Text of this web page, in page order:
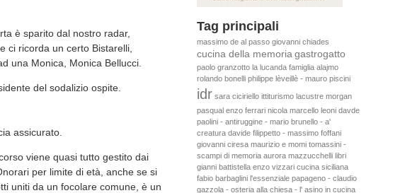
è sparito dal nostro radar,
ci ricorda un certo Bistarelli,
una Monica, Monica Bellucci.
del sodalizio ospite.
assicurato.
viene quasi tutto gestito dai
per limite di età, anche se si
uniti da un focolare comune, è un
Tag principali
massimo de al passo giovanni chiades
cucina della memoria gastrogatto
paolo granzotto la lucanda famiglia alajmo
rolando bonelli philippe lèveillè - mauro piscini
idr sara ciciriello ittiturismo lacustre morgan
pasqual enzo ferrari nicola marcello leoni davde
paolini - antiruggine - mario brunello - a'
creatura davide filippetto - massimo foffani
giovanni ciresa maurizio e momi tomassini -
scampi di memoria aurora mazzucchelli libri
gianni battistella enzo vizzari cucina siciliana
fabio barbaglini l'essenziale papageno - claudio
gazzola - osteria alla chiesa - l' asino in cucina